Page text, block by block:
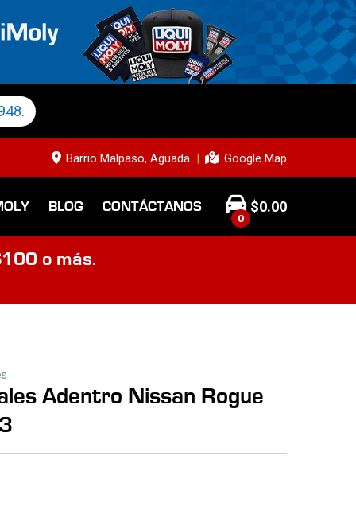
.
Barrio Malpaso, Aguada Google Map
BLOG CONTÁCTANOS
0
$0.00
o más.
Adentro Nissan Rogue